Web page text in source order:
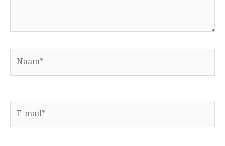
Naam*
E-